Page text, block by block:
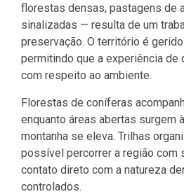
florestas densas, pastagens de
sinalizadas — resulta de um
preservação. O território é
permitindo que a experiência de
com respeito ao ambiente.
Florestas de coníferas
enquanto áreas abertas surgem
montanha se eleva. Trilhas
possível percorrer a região com
contato direto com a natureza
controlados.